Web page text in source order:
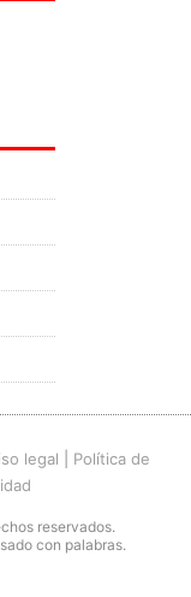
legal
Política de
reservados.
con palabras.